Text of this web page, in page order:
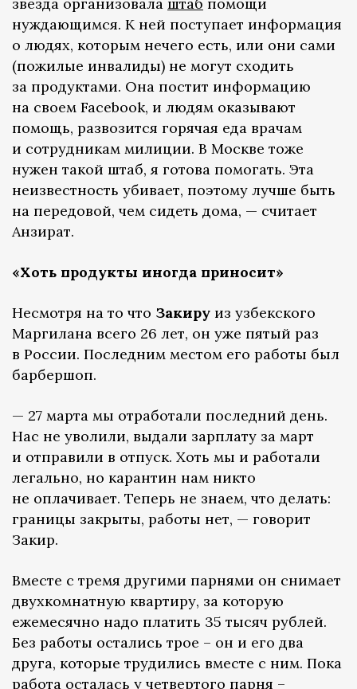
нуждающимся. К ней поступает информация
о людях, которым нечего есть, или они сами
(пожилые инвалиды) не могут сходить
за продуктами. Она постит информацию
на своем Facebook, и людям оказывают
помощь, развозится горячая еда врачам
и сотрудникам милиции. В Москве тоже
нужен такой штаб, я готова помогать. Эта
неизвестность убивает, поэтому лучше быть
на передовой, чем сидеть дома, — считает
Анзират.
«Хоть продукты иногда приносит»
Несмотря на то что Закиру из узбекского
Маргилана всего 26 лет, он уже пятый раз
в России. Последним местом его работы был
барбершоп.
— 27 марта мы отработали последний день.
Нас не уволили, выдали зарплату за март
и отправили в отпуск. Хоть мы и работали
легально, но карантин нам никто
не оплачивает. Теперь не знаем, что делать:
границы закрыты, работы нет, — говорит
Закир.
Вместе с тремя другими парнями он снимает
двухкомнатную квартиру, за которую
ежемесячно надо платить 35 тысяч рублей.
Без работы остались трое – он и его два
друга, которые трудились вместе с ним. Пока
работа осталась у четвертого парня –